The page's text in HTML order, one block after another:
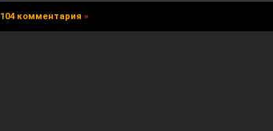
104 комментария »